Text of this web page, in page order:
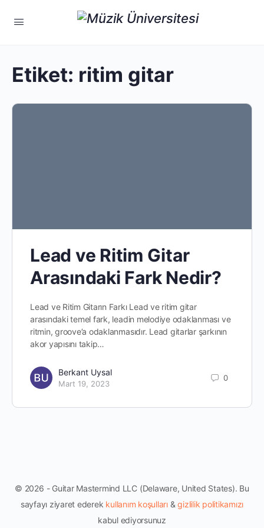
Etiket: ritim gitar
Lead ve Ritim Gitar
Arasındaki Fark Nedir?
Lead ve Ritim Gitarın Farkı Lead ve ritim gitar
arasındaki temel fark, leadin melodiye odaklanması ve
ritmin, groove’a odaklanmasıdır. Lead gitarlar şarkının
akor yapısını takip…
Berkant Uysal
Mart 19, 2023
0
© 2026 - Guitar Mastermind LLC (Delaware, United States). Bu
sayfayı ziyaret ederek kullanım koşulları&gizlilik politikamızı
kabul ediyorsunuz